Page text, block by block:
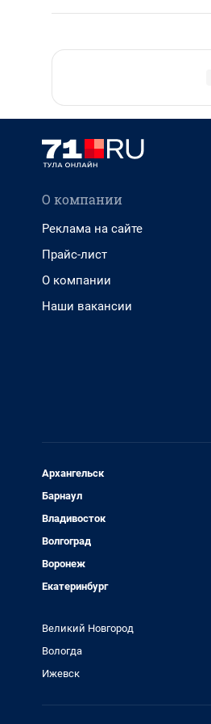
О компании
Реклама на сайте
Прайс-лист
О компании
Наши вакансии
Архангельск
Барнаул
Владивосток
Волгоград
Воронеж
Екатеринбург
Великий Новгород
Вологда
Ижевск